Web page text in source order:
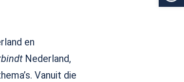
en
Nederland,
Vanuit die